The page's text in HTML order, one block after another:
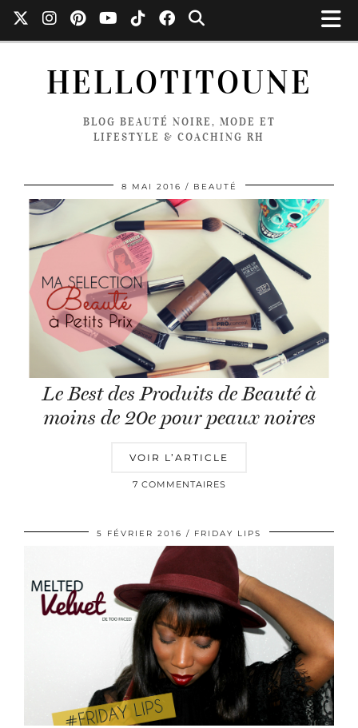
HELLOTITOUNE
BLOG BEAUTÉ NOIRE, MODE ET
LIFESTYLE & COACHING RH
8 MAI 2016 BEAUTÉ
Le Best des Produits de Beauté à
moins de 20e pour peaux noires
VOIR L’ARTICLE
7 COMMENTAIRES
5 FÉVRIER 2016 FRIDAY LIPS